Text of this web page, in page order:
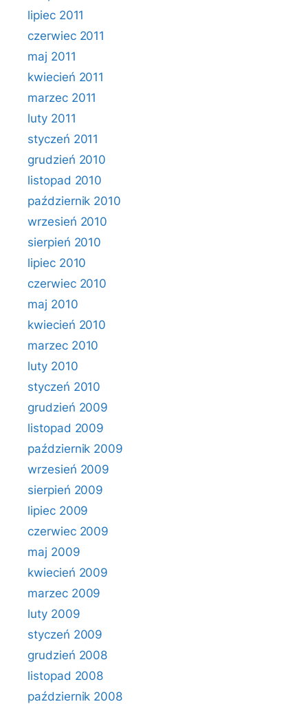
lipiec 2011
czerwiec 2011
maj 2011
kwiecień 2011
marzec 2011
luty 2011
styczeń 2011
grudzień 2010
listopad 2010
październik 2010
wrzesień 2010
sierpień 2010
lipiec 2010
czerwiec 2010
maj 2010
kwiecień 2010
marzec 2010
luty 2010
styczeń 2010
grudzień 2009
listopad 2009
październik 2009
wrzesień 2009
sierpień 2009
lipiec 2009
czerwiec 2009
maj 2009
kwiecień 2009
marzec 2009
luty 2009
styczeń 2009
grudzień 2008
listopad 2008
październik 2008